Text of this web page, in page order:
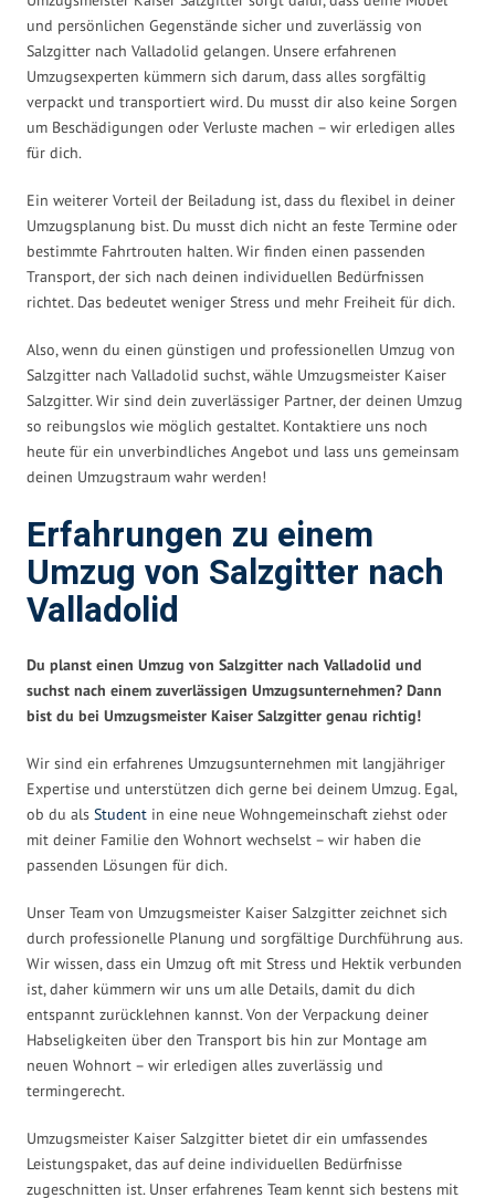
und persönlichen Gegenstände sicher und zuverlässig von
Salzgitter nach Valladolid gelangen. Unsere erfahrenen
Umzugsexperten kümmern sich darum, dass alles sorgfältig
verpackt und transportiert wird. Du musst dir also keine Sorgen
um Beschädigungen oder Verluste machen – wir erledigen alles
für dich.
Ein weiterer Vorteil der Beiladung ist, dass du flexibel in deiner
Umzugsplanung bist. Du musst dich nicht an feste Termine oder
bestimmte Fahrtrouten halten. Wir finden einen passenden
Transport, der sich nach deinen individuellen Bedürfnissen
richtet. Das bedeutet weniger Stress und mehr Freiheit für dich.
Also, wenn du einen günstigen und professionellen Umzug von
Salzgitter nach Valladolid suchst, wähle Umzugsmeister Kaiser
Salzgitter. Wir sind dein zuverlässiger Partner, der deinen Umzug
so reibungslos wie möglich gestaltet. Kontaktiere uns noch
heute für ein unverbindliches Angebot und lass uns gemeinsam
deinen Umzugstraum wahr werden!
Erfahrungen zu einem
Umzug von Salzgitter nach
Valladolid
Du planst einen Umzug von Salzgitter nach Valladolid und
suchst nach einem zuverlässigen Umzugsunternehmen? Dann
bist du bei Umzugsmeister Kaiser Salzgitter genau richtig!
Wir sind ein erfahrenes Umzugsunternehmen mit langjähriger
Expertise und unterstützen dich gerne bei deinem Umzug. Egal,
ob du als Student in eine neue Wohngemeinschaft ziehst oder
mit deiner Familie den Wohnort wechselst – wir haben die
passenden Lösungen für dich.
Unser Team von Umzugsmeister Kaiser Salzgitter zeichnet sich
durch professionelle Planung und sorgfältige Durchführung aus.
Wir wissen, dass ein Umzug oft mit Stress und Hektik verbunden
ist, daher kümmern wir uns um alle Details, damit du dich
entspannt zurücklehnen kannst. Von der Verpackung deiner
Habseligkeiten über den Transport bis hin zur Montage am
neuen Wohnort – wir erledigen alles zuverlässig und
termingerecht.
Umzugsmeister Kaiser Salzgitter bietet dir ein umfassendes
Leistungspaket, das auf deine individuellen Bedürfnisse
zugeschnitten ist. Unser erfahrenes Team kennt sich bestens mit